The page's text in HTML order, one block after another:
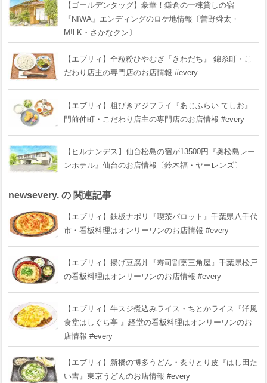
【ゴールデンタッグ】豪華！鎌倉の一棟貸しの宿
『NIWA』エンディングのロケ地情報〔曽野舜太・
M!LK・さかなクン〕
【エブリィ】全粒粉ひやむぎ『きわだち』 錦糸町・こ
だわり店主の専門店のお店情報 #every
【エブリィ】粗びきアジフライ『あじふらい てしお』
門前仲町・こだわり店主の専門店のお店情報 #every
【ヒルナンデス】仙台松島の宿が13500円『奥松島レー
ンホテル』仙台のお店情報〔鈴木福・ヤーレンズ〕
newsevery. の 関連記事
【エブリィ】鉄板ナポリ『喫茶パロット』千葉県八千代
市・看板料理はオンリーワンのお店情報 #every
【エブリィ】揚げ豆腐丼『寿司割烹三角屋』千葉県松戸
の看板料理はオンリーワンのお店情報 #every
【エブリィ】牛スジ煮込みライス・ちとかライス『洋風
食堂はしぐち亭 』経堂の看板料理はオンリーワンのお
店情報 #every
【エブリィ】新橋の博多うどん・炙りとり皮『はし田た
い吉』東京うどんのお店情報 #every